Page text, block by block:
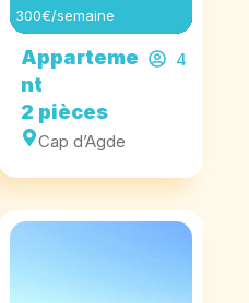
300€/semaine
Apparteme
nt
2 pièces
Cap d’Agde
4